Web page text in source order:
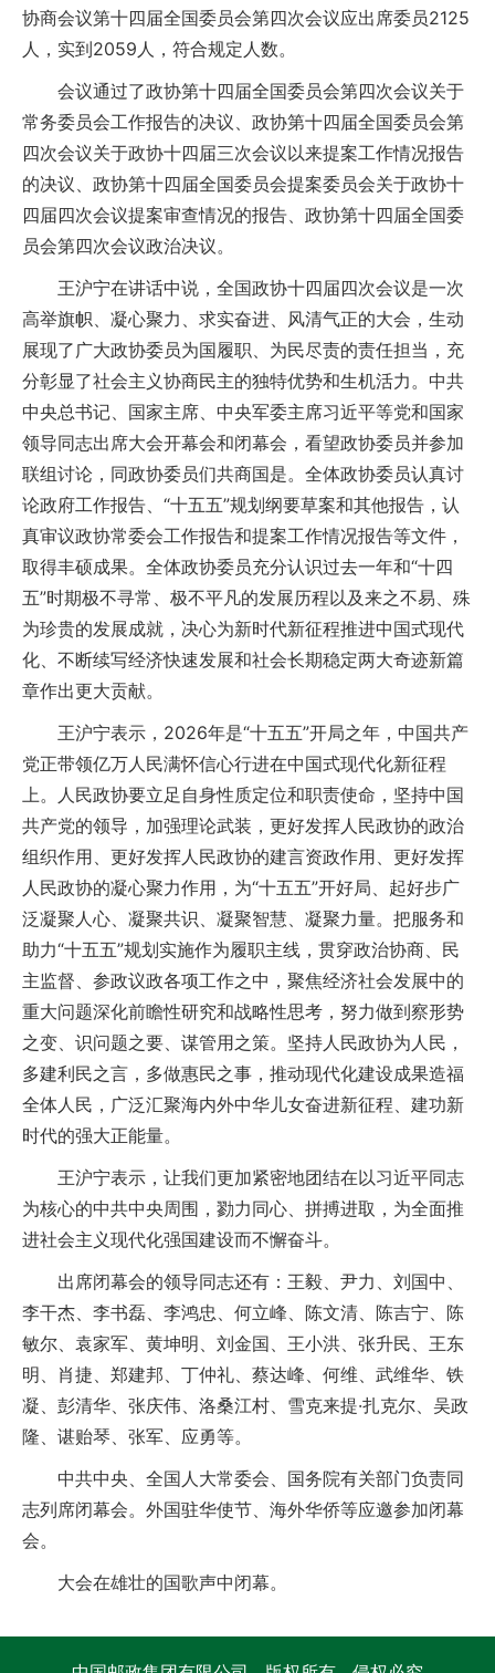
协商会议第十四届全国委员会第四次会议应出席委员2125
人，实到2059人，符合规定人数。
会议通过了政协第十四届全国委员会第四次会议关于
常务委员会工作报告的决议、政协第十四届全国委员会第
四次会议关于政协十四届三次会议以来提案工作情况报告
的决议、政协第十四届全国委员会提案委员会关于政协十
四届四次会议提案审查情况的报告、政协第十四届全国委
员会第四次会议政治决议。
王沪宁在讲话中说，全国政协十四届四次会议是一次
高举旗帜、凝心聚力、求实奋进、风清气正的大会，生动
展现了广大政协委员为国履职、为民尽责的责任担当，充
分彰显了社会主义协商民主的独特优势和生机活力。中共
中央总书记、国家主席、中央军委主席习近平等党和国家
领导同志出席大会开幕会和闭幕会，看望政协委员并参加
联组讨论，同政协委员们共商国是。全体政协委员认真讨
论政府工作报告、“十五五”规划纲要草案和其他报告，认
真审议政协常委会工作报告和提案工作情况报告等文件，
取得丰硕成果。全体政协委员充分认识过去一年和“十四
五”时期极不寻常、极不平凡的发展历程以及来之不易、殊
为珍贵的发展成就，决心为新时代新征程推进中国式现代
化、不断续写经济快速发展和社会长期稳定两大奇迹新篇
章作出更大贡献。
王沪宁表示，2026年是“十五五”开局之年，中国共产
党正带领亿万人民满怀信心行进在中国式现代化新征程
上。人民政协要立足自身性质定位和职责使命，坚持中国
共产党的领导，加强理论武装，更好发挥人民政协的政治
组织作用、更好发挥人民政协的建言资政作用、更好发挥
人民政协的凝心聚力作用，为“十五五”开好局、起好步广
泛凝聚人心、凝聚共识、凝聚智慧、凝聚力量。把服务和
助力“十五五”规划实施作为履职主线，贯穿政治协商、民
主监督、参政议政各项工作之中，聚焦经济社会发展中的
重大问题深化前瞻性研究和战略性思考，努力做到察形势
之变、识问题之要、谋管用之策。坚持人民政协为人民，
多建利民之言，多做惠民之事，推动现代化建设成果造福
全体人民，广泛汇聚海内外中华儿女奋进新征程、建功新
时代的强大正能量。
王沪宁表示，让我们更加紧密地团结在以习近平同志
为核心的中共中央周围，勠力同心、拼搏进取，为全面推
进社会主义现代化强国建设而不懈奋斗。
出席闭幕会的领导同志还有：王毅、尹力、刘国中、
李干杰、李书磊、李鸿忠、何立峰、陈文清、陈吉宁、陈
敏尔、袁家军、黄坤明、刘金国、王小洪、张升民、王东
明、肖捷、郑建邦、丁仲礼、蔡达峰、何维、武维华、铁
凝、彭清华、张庆伟、洛桑江村、雪克来提·扎克尔、吴政
隆、谌贻琴、张军、应勇等。
中共中央、全国人大常委会、国务院有关部门负责同
志列席闭幕会。外国驻华使节、海外华侨等应邀参加闭幕
会。
大会在雄壮的国歌声中闭幕。